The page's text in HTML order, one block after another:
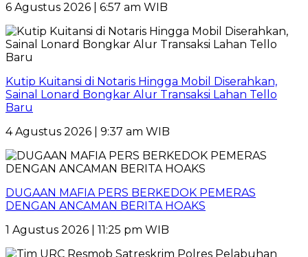
6 Agustus 2026 | 6:57 am WIB
Kutip Kuitansi di Notaris Hingga Mobil Diserahkan,
Sainal Lonard Bongkar Alur Transaksi Lahan Tello
Baru
4 Agustus 2026 | 9:37 am WIB
DUGAAN MAFIA PERS BERKEDOK PEMERAS
DENGAN ANCAMAN BERITA HOAKS
1 Agustus 2026 | 11:25 pm WIB